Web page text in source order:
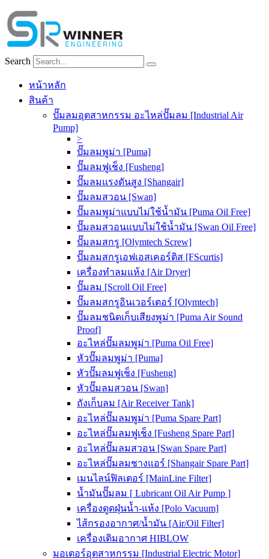
Skip
to
content
Search
หน้าหลัก
สินค้า
ปั๊มลมอุตสาหกรรม อะไหล่ปั๊มลม [Industrial Air
Pump]
>
ปั๊มลมพูม่า [Puma]
ปั๊มลมฟูเช็ง [Fusheng]
ปั๊มลมแรงดันสูง [Shangair]
ปั๊มลมสวอน [Swan]
ปั๊มลมพูม่าแบบไม่ใช้น้ำมัน [Puma Oil Free]
ปั๊มลมสวอนแบบไม่ใช้น้ำมัน [Swan Oil Free]
ปั๊มลมสกรู [Olymtech Screw]
ปั๊มลมสกรูเอฟเอสเคอร์ติส [FScurtis]
เครื่องทำลมแห้ง [Air Dryer]
ปั๊มลม [Scroll Oil Free]
ปั๊มลมสกรูอินเวอร์เตอร์ [Olymtech]
ปั๊มลมชนิดเก็บเสียงพูม่า [Puma Air Sound
Proof]
อะไหล่ปั๊มลมพูม่า [Puma Oil Free]
หัวปั๊มลมพูม่า [Puma]
หัวปั๊มลมฟูเช็ง [Fusheng]
หัวปั๊มลมสวอน [Swan]
ถังเก็บลม [Air Receiver Tank]
อะไหล่ปั๊มลมพูม่า [Puma Spare Part]
อะไหล่ปั๊มลมฟูเช็ง [Fusheng Spare Part]
อะไหล่ปั๊มลมสวอน [Swan Spare Part]
อะไหล่ปั๊มลมชางแอร์ [Shangair Spare Part]
เมนไลน์ฟิลเตอร์ [MainLine Filter]
น้ำมันปั๊มลม [ Lubricant Oil Air Pump ]
เครื่องดูดฝุ่นน้ำ-แห้ง [Polo Vacuum]
ไส้กรองอากาศ/น้ำมัน [Air/Oil Filter]
เครื่องเติมอากาศ HIBLOW
มอเตอร์อุตสาหกรรม [Industrial Electric Motor]